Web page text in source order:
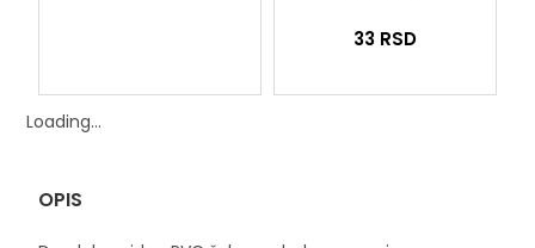
33 RSD
Loading...
OPIS